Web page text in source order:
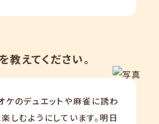
えてください。
ケのデュエットや麻雀に誘わ
しむようにしています。明日